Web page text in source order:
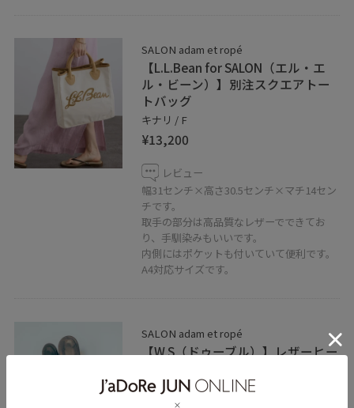
SALON adam et ropé
【L.L.Bean for SALON（エル・エ
ル・ビーン）】別注スクエアトー
トバッグ
キナリ / F
¥13,200
レビュー
幅31センチ×高さ30.5センチ×マチ14セン
チです。
取手の部分は高品質なレザーでできてお
り、手馴染みもいいです。
内側にはポケットも付いていて便利です。
A4対応サイズです。
SALON adam et ropé
【W S（ドゥーブル）】レザーヒー
ブラック / 36